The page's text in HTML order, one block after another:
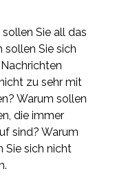
Sie all das
sollen Sie sich
zu sehr mit
Warum sollen
die immer
sind? Warum
Sie sich nicht